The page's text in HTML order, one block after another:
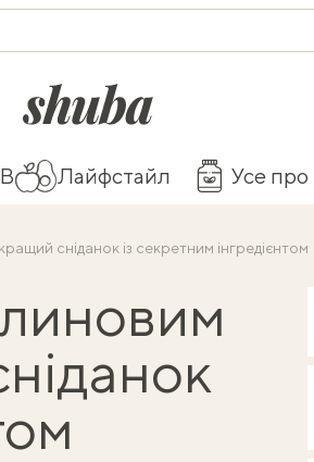
shuba.life
Лайфстайл Усе
сніданок із секретним інгредієнтом